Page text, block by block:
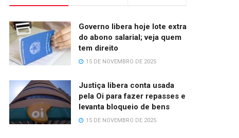
Governo libera hoje lote extra
do abono salarial; veja quem
tem direito
15 DE NOVEMBRO DE 2025
Justiça libera conta usada
pela Oi para fazer repasses e
levanta bloqueio de bens
15 DE NOVEMBRO DE 2025